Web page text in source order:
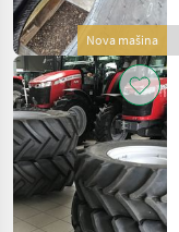
Nova mašina